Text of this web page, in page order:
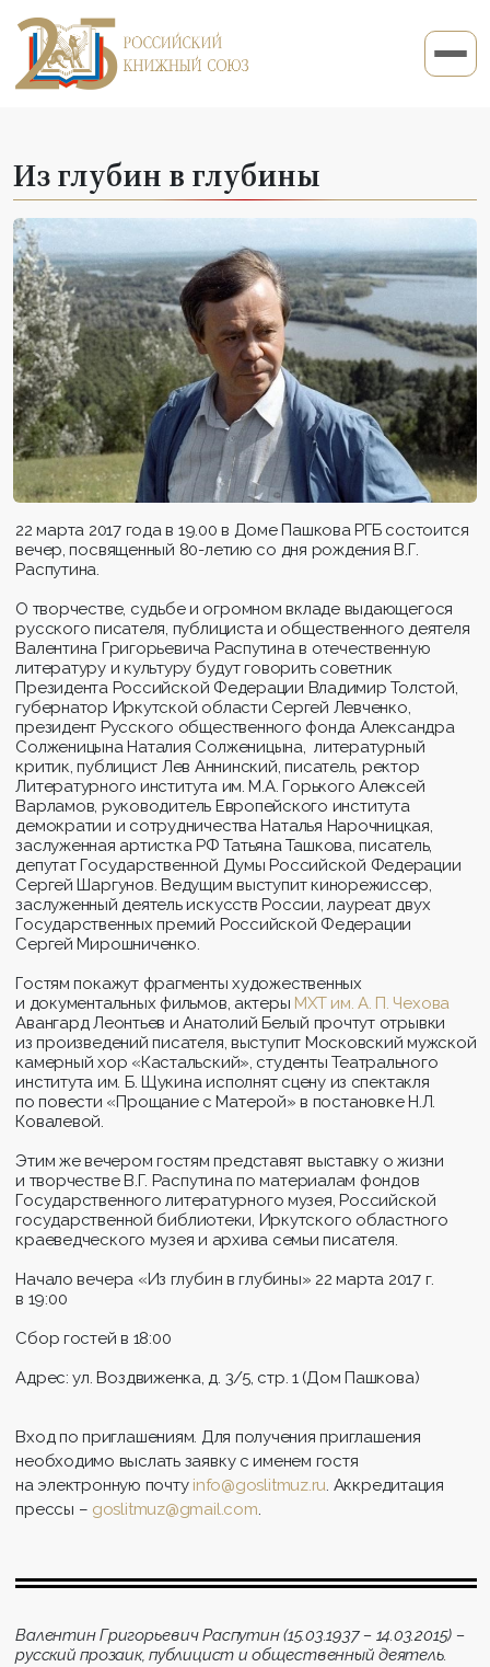
Из глубин в глубины
22 марта 2017 года в 19.00 в Доме Пашкова РГБ состоится
вечер, посвященный 80-летию со дня рождения В.Г.
Распутина.
О творчестве, судьбе и огромном вкладе выдающегося
русского писателя, публициста и общественного деятеля
Валентина Григорьевича Распутина в отечественную
литературу и культуру будут говорить советник
Президента Российской Федерации Владимир Толстой,
губернатор Иркутской области Сергей Левченко,
президент Русского общественного фонда Александра
СолженицынаНаталия Солженицына, литературный
критик, публицист Лев Аннинский, писатель, ректор
Литературного института им. М.А. Горького Алексей
Варламов, руководитель Европейского института
демократии и сотрудничества Наталья Нарочницкая,
заслуженная артистка РФ Татьяна Ташкова, писатель,
депутат Государственной Думы Российской Федерации
Сергей Шаргунов. Ведущим выступит кинорежиссер,
заслуженный деятель искусств России, лауреат двух
Государственных премий Российской Федерации
Сергей Мирошниченко.
Гостям покажут фрагменты художественных
и документальных фильмов, актеры МХТ им. А. П. Чехова
Авангард Леонтьев и Анатолий Белый прочтут отрывки
из произведений писателя, выступит Московский мужской
камерный хор «Кастальский», студенты Театрального
института им. Б. Щукина исполнят сцену из спектакля
по повести «Прощание с Матерой» в постановке Н.Л.
Ковалевой.
Этим же вечером гостям представят выставку о жизни
и творчестве В.Г. Распутина по материалам фондов
Государственного литературного музея, Российской
государственной библиотеки, Иркутского областного
краеведческого музея и архива семьи писателя.
Начало вечера «Из глубин в глубины» 22 марта 2017 г.
в 19:00
Сбор гостей в 18:00
Адрес: ул. Воздвиженка, д. 3/5, стр. 1 (Дом Пашкова)
Вход по приглашениям. Для получения приглашения
необходимо выслать заявку с именем гостя
на электронную почту info@goslitmuz.ru. Аккредитация
прессы – goslitmuz@gmail.com.
Валентин Григорьевич Распутин (15.03.1937 – 14.03.2015) –
русский прозаик, публицист и общественный деятель.